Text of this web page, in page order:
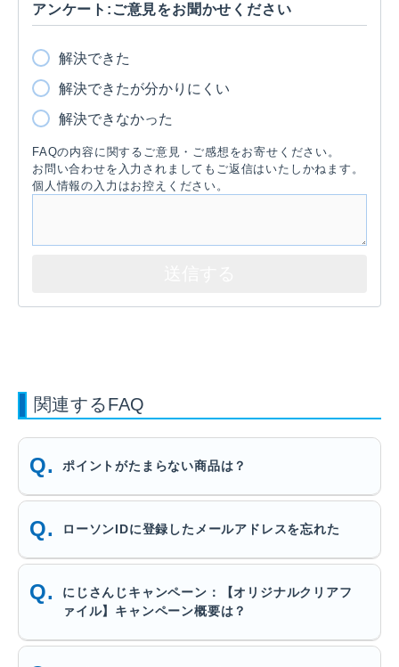
アンケート:ご意見をお聞かせください
解決できた
解決できたが分かりにくい
解決できなかった
FAQの内容に関するご意見・ご感想をお寄せください。
お問い合わせを入力されましてもご返信はいたしかねます。
個人情報の入力はお控えください。
関連するFAQ
ポイントがたまらない商品は？
ローソンIDに登録したメールアドレスを忘れた
にじさんじキャンペーン：【オリジナルクリアフ
ァイル】キャンペーン概要は？